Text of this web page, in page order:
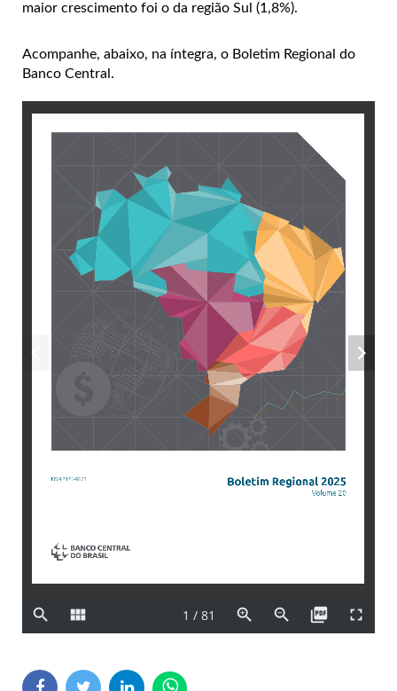
maior crescimento foi o da região Sul (1,8%).
Acompanhe, abaixo, na íntegra, o Boletim Regional do
Banco Central.